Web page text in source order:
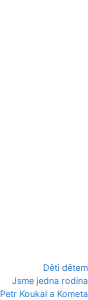
Děti dětem
Jsme jedna rodina
Petr Koukal a Kometa